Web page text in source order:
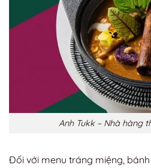
Anh Tukk – Nhà hàng
Đối với menu tráng miệng,